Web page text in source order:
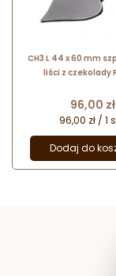
CH3 L 44 x 60 mm
liści z czekolady
Cena
96,00 zł
96,00 zł / 1
Dodaj do